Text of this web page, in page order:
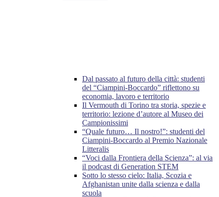
Dal passato al futuro della città: studenti
del “Ciampini-Boccardo” riflettono su
economia, lavoro e territorio
Il Vermouth di Torino tra storia, spezie e
territorio: lezione d’autore al Museo dei
Campionissimi
“Quale futuro… Il nostro!”: studenti del
Ciampini-Boccardo al Premio Nazionale
Litteralis
“Voci dalla Frontiera della Scienza”: al via
il podcast di Generation STEM
Sotto lo stesso cielo: Italia, Scozia e
Afghanistan unite dalla scienza e dalla
scuola